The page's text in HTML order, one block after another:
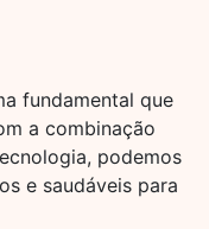
fundamental que
a combinação
podemos
e saudáveis para